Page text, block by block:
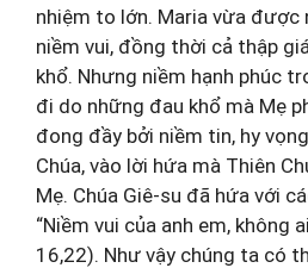
nhiệm to lớn. Maria vừa được
niềm vui, đồng thời cả thập
khổ. Nhưng niềm hạnh phúc
đi do những đau khổ mà Mẹ
đong đầy bởi niềm tin, hy
Chúa, vào lời hứa mà Thiên
Mẹ. Chúa Giê-su đã hứa với
“Niềm vui của anh em, không
16,22). Như vậy chúng ta có